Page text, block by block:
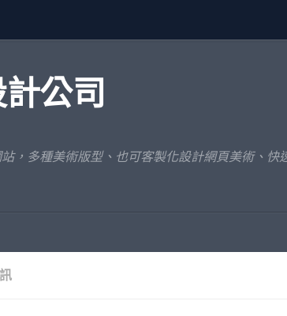
公司
，多種美術版型、也可客製化設計網頁美術、快